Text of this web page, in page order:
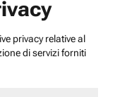
privacy relative al
di servizi forniti